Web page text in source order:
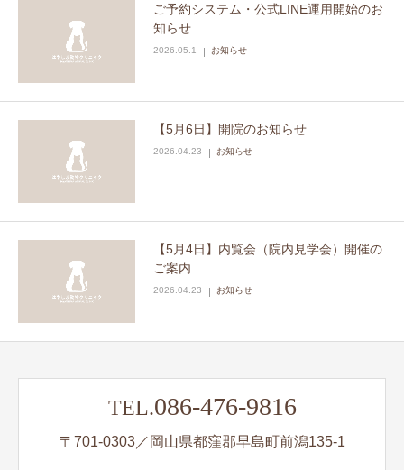
ご予約システム・公式LINE運用開始のお
知らせ
2026.05.1 お知らせ
【5月6日】開院のお知らせ
2026.04.23 お知らせ
【5月4日】内覧会（院内見学会）開催の
ご案内
2026.04.23 お知らせ
TEL.086-476-9816
〒701-0303／岡山県都窪郡早島町前潟135-1